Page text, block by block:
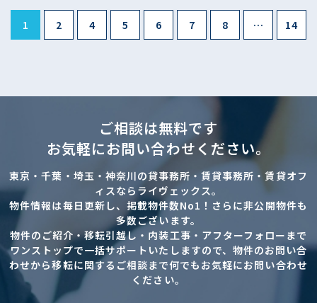
1 2 4 5 6 7 8 … 14
ご相談は無料です
お気軽にお問い合わせください。
東京・千葉・埼玉・神奈川の貸事務所・賃貸事務所・賃貸オフ
ィスならライヴェックス。
物件情報は毎日更新し、掲載物件数No1！さらに非公開物件も
多数ございます。
物件のご紹介・移転引越し・内装工事・アフターフォローまで
ワンストップで一括サポートいたしますので、物件のお問い合
わせから移転に関するご相談まで何でもお気軽にお問い合わせ
ください。